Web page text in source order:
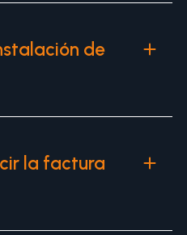
de
la factura